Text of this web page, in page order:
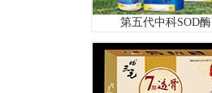
第五代中科SOD酶